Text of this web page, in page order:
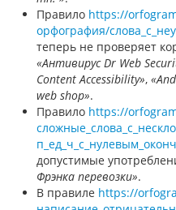
Правило https://
орфография/
теперь не проверяет
«Антивирус Dr Web
Content Accessibility»,
web shop».
Правило https://
допустимые
Фрэнка перевозки».
В правиле https://